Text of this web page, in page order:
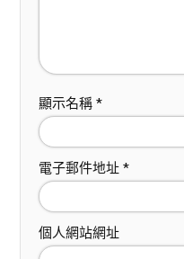
顯示名稱 *
電子郵件地址 *
個人網站網址